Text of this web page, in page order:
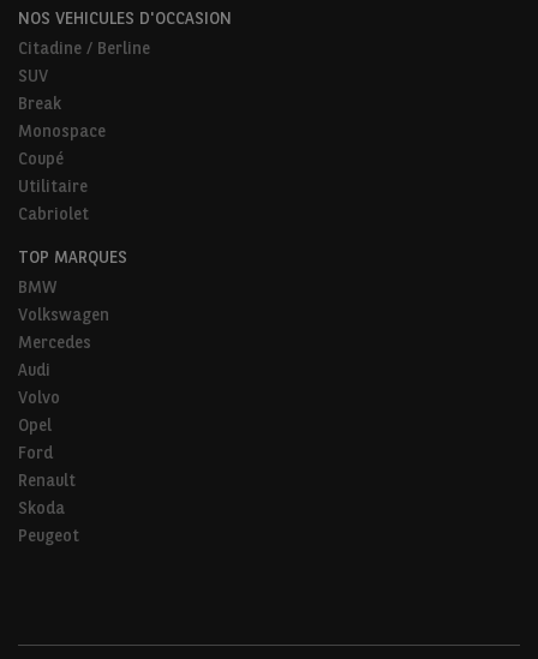
NOS VEHICULES D'OCCASION
Citadine / Berline
SUV
Break
Monospace
Coupé
Utilitaire
Cabriolet
TOP MARQUES
BMW
Volkswagen
Mercedes
Audi
Volvo
Opel
Ford
Renault
Skoda
Peugeot